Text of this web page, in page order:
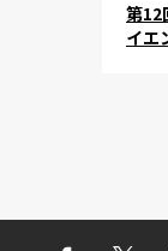
第12
イエ